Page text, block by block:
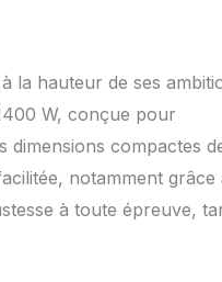
la hauteur de ses
W, conçue pour
dimensions compactes
notamment grâce
à toute épreuve,